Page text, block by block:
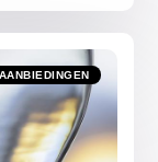
AANBIEDINGEN